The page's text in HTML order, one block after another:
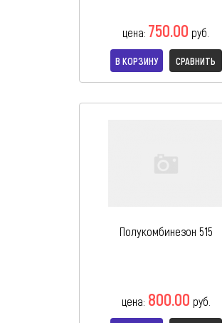
цена: 750.00 руб.
В КОРЗИНУ СРАВНИТЬ
Полукомбинезон 515
цена: 800.00 руб.